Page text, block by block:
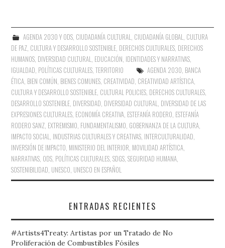
AGENDA 2030 Y ODS, CIUDADANÍA CULTURAL, CIUDADANÍA GLOBAL, CULTURA
DE PAZ, CULTURA Y DESARROLLO SOSTENIBLE, DERECHOS CULTURALES, DERECHOS
HUMANOS, DIVERSIDAD CULTURAL, EDUCACIÓN, IDENTIDADES Y NARRATIVAS,
IGUALDAD, POLÍTICAS CULTURALES,TERRITORIO AGENDA 2030, BANCA
ÉTICA, BIEN COMÚN, BIENES COMUNES, CREATIVIDAD, CREATIVIDAD ARTÍSTICA,
CULTURA Y DESARROLLO SOSTENIBLE, CULTURAL POLICIES, DERECHOS CULTURALES,
DESARROLLO SOSTENIBLE, DIVERSIDAD, DIVERSIDAD CULTURAL, DIVERSIDAD DE LAS
EXPRESIONES CULTURALES, ECONOMÍA CREATIVA, ESTEFANÍA RODERO, ESTEFANÍA
RODERO SANZ, EXTREMISMO, FUNDAMENTALISMO, GOBERNANZA DE LA CULTURA,
IMPACTO SOCIAL, INDUSTRIAS CULTURALES Y CREATIVAS, INTERCULTURALIDAD,
INVERSIÓN DE IMPACTO, MINISTERIO DEL INTERIOR, MOVILIDAD ARTÍSTICA,
NARRATIVAS, ODS, POLÍTICAS CULTURALES,SDGS,SEGURIDAD HUMANA,
SOSTENIBILIDAD, UNESCO, UNESCO EN ESPAÑOL
ENTRADAS RECIENTES
#Artists4Treaty: Artistas por un Tratado de No
Proliferación de Combustibles Fósiles